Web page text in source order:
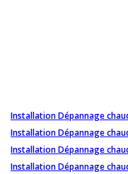
Installation Dépannage
Installation Dépannage
Installation Dépannage
Installation Dépannage